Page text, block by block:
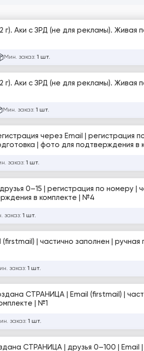
Аки с ЗРД (не для рекламы). Живая
Мин. заказ: 1 шт.
Аки с ЗРД (не для рекламы). Живая
Мин. заказ: 1 шт.
через Email | регистрация
| фото для подтверждения в
заказ: 1 шт.
для подтверждения в комплекте | №4
заказ: 1 шт.
заказ: 1 шт.
| №1
заказ: 1 шт.